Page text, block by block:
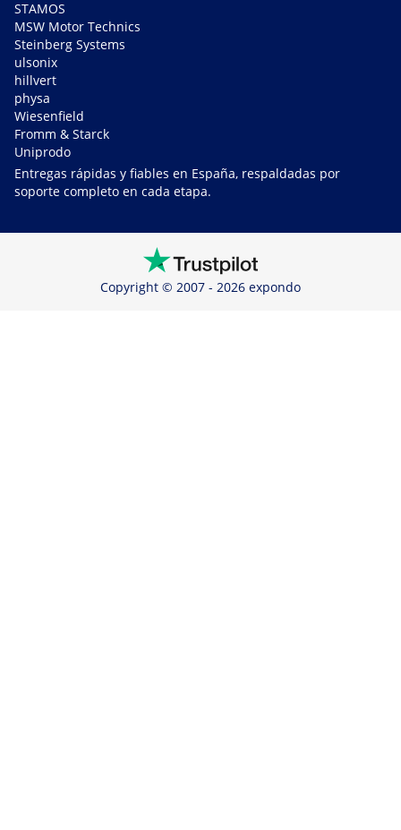
STAMOS
MSW Motor Technics
Steinberg Systems
ulsonix
hillvert
physa
Wiesenfield
Fromm & Starck
Uniprodo
Entregas rápidas y fiables en España, respaldadas por
soporte completo en cada etapa.
Copyright © 2007 - 2026 expondo